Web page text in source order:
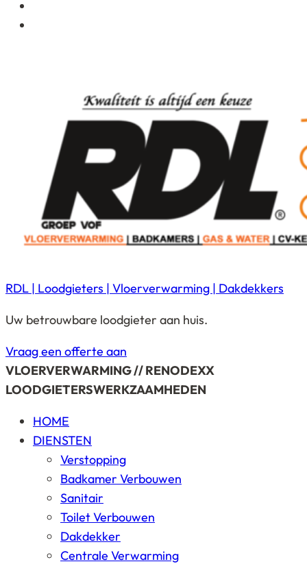
RDL | Loodgieters | Vloerverwarming | Dakdekkers
Uw betrouwbare loodgieter aan huis.
Vraag een offerte aan
VLOERVERWARMING // RENODEXX
LOODGIETERSWERKZAAMHEDEN
HOME
DIENSTEN
Verstopping
Badkamer Verbouwen
Sanitair
Toilet Verbouwen
Dakdekker
Centrale Verwarming